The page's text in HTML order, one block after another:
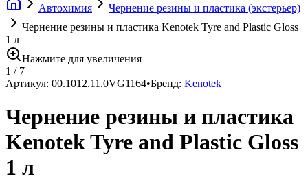
Автохимия
Чернение резины и пластика (экстерьер)
Чернение резины и пластика Kenotek Tyre and Plastic Gloss
1 л
Нажмите для увеличения
1 / 7
Артикул: 00.1012.11.0VG1164•Бренд: Kenotek
Чернение резины и пластика
Kenotek Tyre and Plastic Gloss
1 л